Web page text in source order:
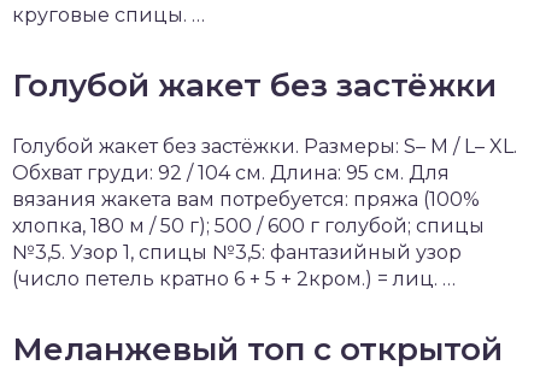
круговые спицы. …
Голубой жакет без застёжки
Голубой жакет без застёжки. Размеры: S– M / L– XL.
Обхват груди: 92 / 104 см. Длина: 95 см. Для
вязания жакета вам потребуется: пряжа (100%
хлопка, 180 м / 50 г); 500 / 600 г голубой; спицы
№3,5. Узор 1, спицы №3,5: фантазийный узор
(число петель кратно 6 + 5 + 2кром.) = лиц. …
Меланжевый топ с открытой